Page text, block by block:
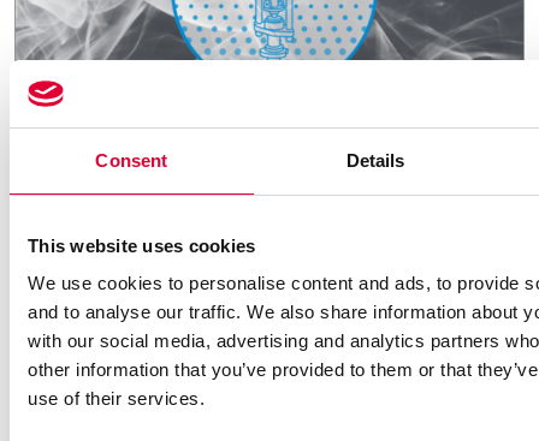
Consent Details
This website uses cookies
We use cookies to personalise content and ads, to provide
and to analyse our traffic. We also share information about
with our social media, advertising and analytics partners
other information that you’ve provided to them or that
use of their services.
21.01.2025
Vom Prototyp zur
Serienlösung